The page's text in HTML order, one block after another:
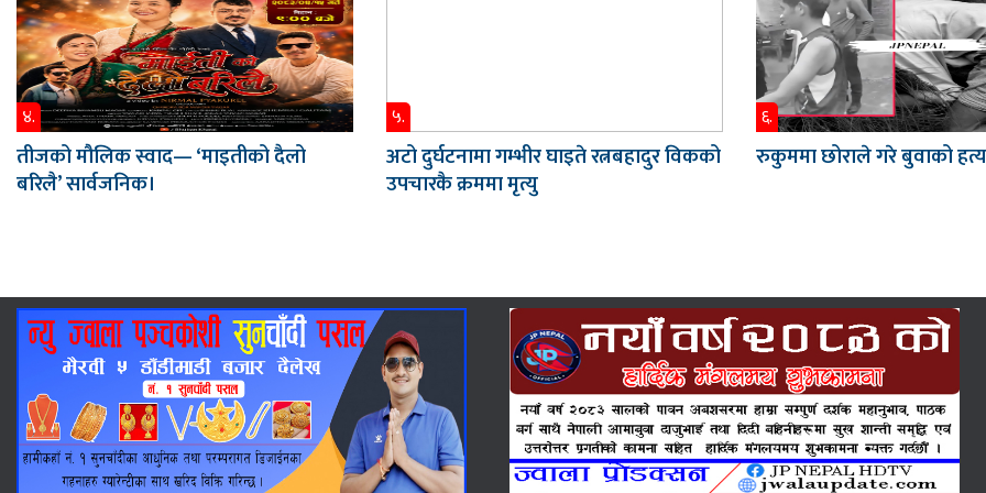
४.
तीजको मौलिक स्वाद— ‘माइतीको दैलो
बरिलै’ सार्वजनिक।
५.
अटो दुर्घटनामा गम्भीर घाइते रत्नबहादुर विकको
उपचारकै क्रममा मृत्यु
६.
रुकुममा छोराले गरे बुवाको